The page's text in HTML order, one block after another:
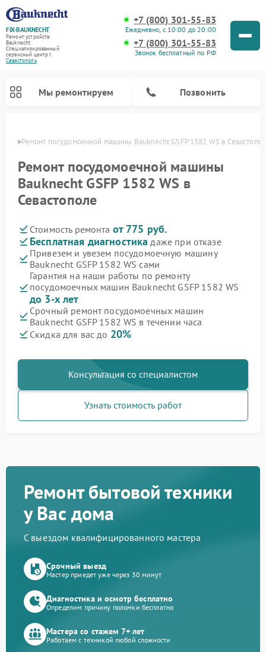
FIX-BAUKNECHT
Ремонт устройств
Bauknecht
Специализированный
cервисный центр г.
Севастополь
+7 (800) 301-55-83
Ежедневно, с 10:00 до 20:00
+7 (800) 301-55-83
Звонок бесплатный по РФ
Мы ремонтируем Позвонить
Ремонт посудомоечной машины Bauknecht GSFP 1582 WS в
Ремонт посудомоечной машины
Bauknecht GSFP 1582 WS в
Севастополе
Стоимость ремонта от 775 руб.
Бесплатная диагностика даже при отказе
Привезем и увезем посудомоечную машину
Bauknecht GSFP 1582 WS сами
Гарантия на наши работы по ремонту
посудомоечных машин Bauknecht GSFP 1582 WS
до 3-х лет
Срочный ремонт посудомоечных машин
Bauknecht GSFP 1582 WS в течении часа
Скидка для вас до 20%
Консультация со специалистом
Узнать стоимость работ
Ремонт бытовой техники
у Вас дома
С выездом квалифицированного мастера
Срочный выезд
Мастер приедет уже через 30 минут
Диагностика и осмотр бесплатно
Определим причину поломки бесплатно
Мастера со стажем 7+ лет
Работаем с техникой любой сложности